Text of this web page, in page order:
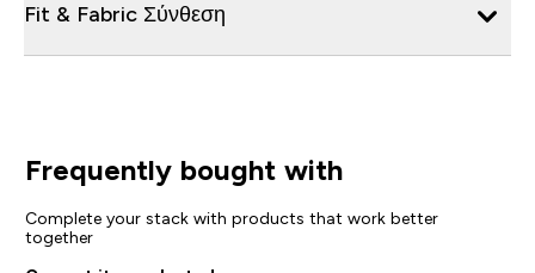
Fit & Fabric Σύνθεση
Frequently bought with
Complete your stack with products that work better
together